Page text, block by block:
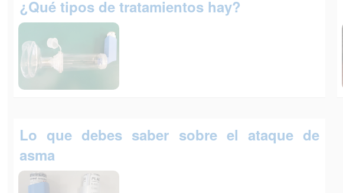
¿Qué tipos de tratamientos hay?
Lo que debes saber sobre el ataque de
asma